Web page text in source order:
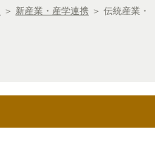
＞ 新産業・産学連携 ＞ 伝統産業・